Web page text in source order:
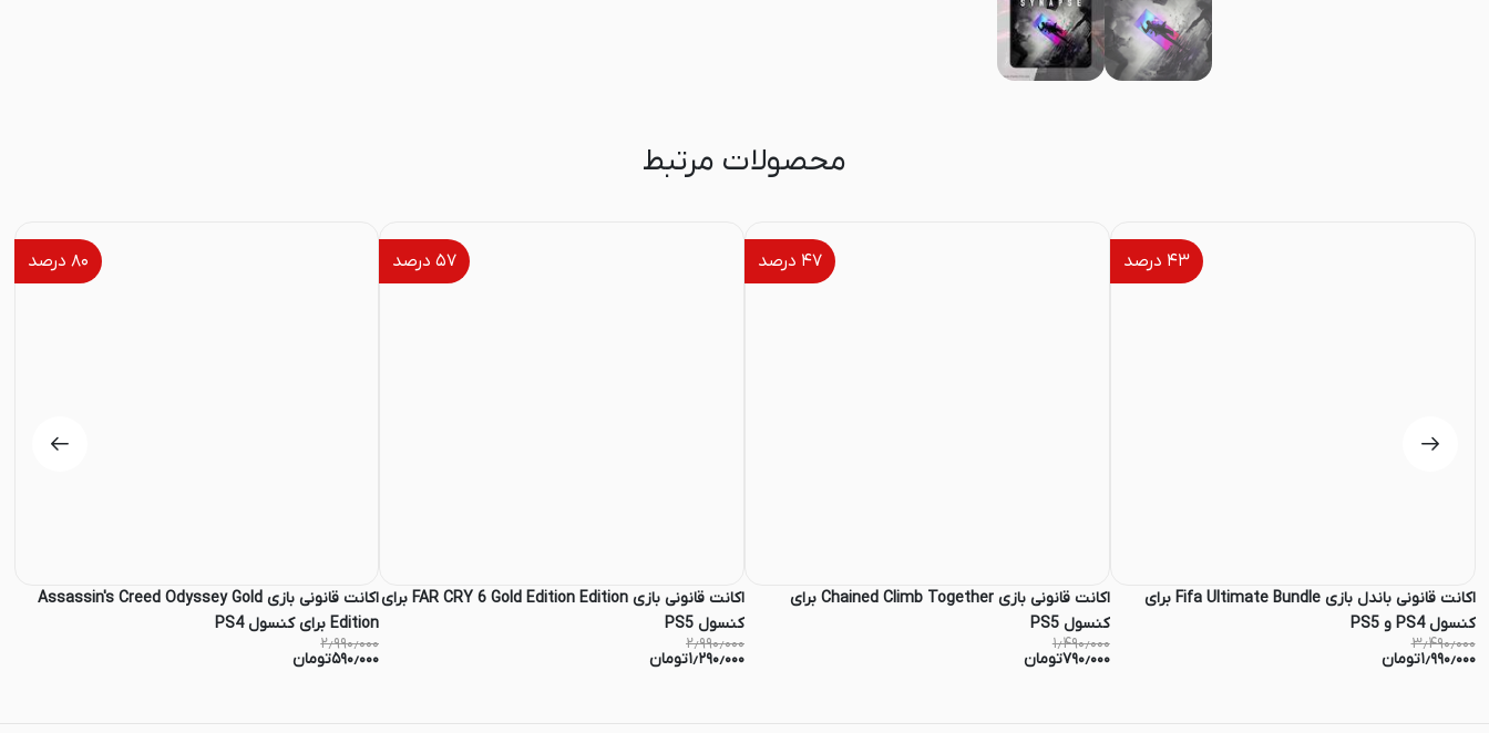
محصولات مرتبط
۴۳ درصد
اکانت قانونی باندل بازی Fifa Ultimate Bundle برای
کنسول PS4 و PS5
۳٫۴۹۰٫۰۰۰
۱٫۹۹۰٫۰۰۰تومان
۴۷ درصد
اکانت قانونی بازی Chained Climb Together برای
کنسول PS5
۱٫۴۹۰٫۰۰۰
۷۹۰٫۰۰۰تومان
۵۷درصد
اکانت قانونی بازی FAR CRY 6 Gold Edition Edition برای
کنسول PS5
۲٫۹۹۰٫۰۰۰
۱٫۲۹۰٫۰۰۰تومان
۸۰ درصد
اکانت قانونی بازی Assassin's Creed Odyssey Gold
Edition برای کنسول PS4
۲٫۹۹۰٫۰۰۰
۵۹۰٫۰۰۰تومان